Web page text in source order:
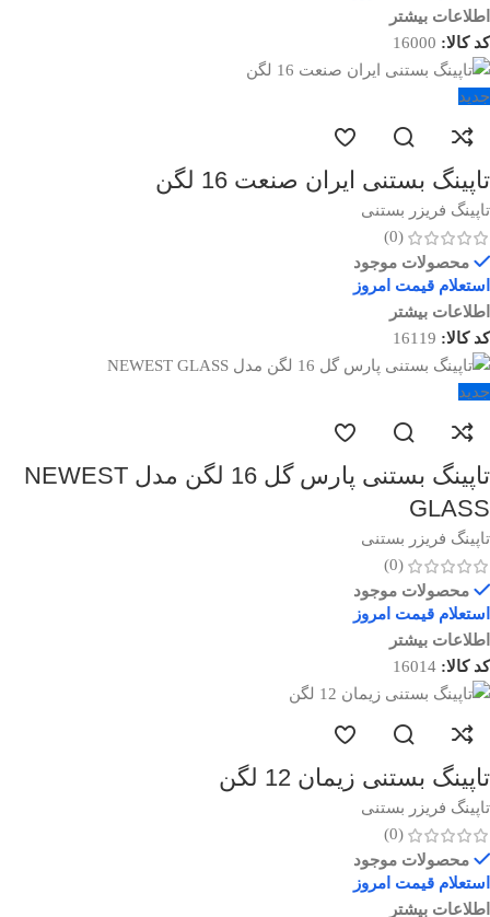
اطلاعات بیشتر
کد کالا: 16000
جدید
تاپینگ بستنی ایران صنعت 16 لگن
تاپینگ فریزر بستنی
(0)
محصولات موجود
استعلام قیمت امروز
اطلاعات بیشتر
کد کالا: 16119
جدید
تاپینگ بستنی پارس گل 16 لگن مدل NEWEST
GLASS
تاپینگ فریزر بستنی
(0)
محصولات موجود
استعلام قیمت امروز
اطلاعات بیشتر
کد کالا: 16014
تاپینگ بستنی زیمان 12 لگن
تاپینگ فریزر بستنی
(0)
محصولات موجود
استعلام قیمت امروز
اطلاعات بیشتر